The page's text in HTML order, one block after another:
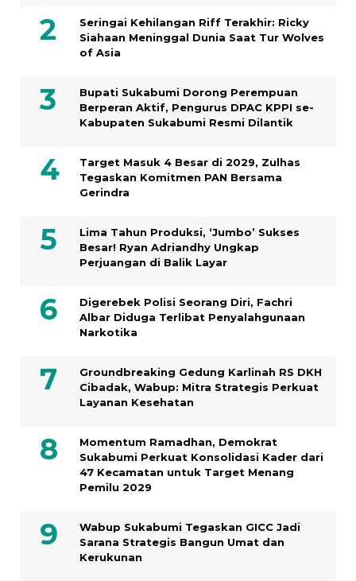
Seringai Kehilangan Riff Terakhir: Ricky
Siahaan Meninggal Dunia Saat Tur Wolves
of Asia
Bupati Sukabumi Dorong Perempuan
Berperan Aktif, Pengurus DPAC KPPI se-
Kabupaten Sukabumi Resmi Dilantik
Target Masuk 4 Besar di 2029, Zulhas
Tegaskan Komitmen PAN Bersama
Gerindra
Lima Tahun Produksi, ‘Jumbo’ Sukses
Besar! Ryan Adriandhy Ungkap
Perjuangan di Balik Layar
Digerebek Polisi Seorang Diri, Fachri
Albar Diduga Terlibat Penyalahgunaan
Narkotika
Groundbreaking Gedung Karlinah RS DKH
Cibadak, Wabup: Mitra Strategis Perkuat
Layanan Kesehatan
Momentum Ramadhan, Demokrat
Sukabumi Perkuat Konsolidasi Kader dari
47 Kecamatan untuk Target Menang
Pemilu 2029
Wabup Sukabumi Tegaskan GICC Jadi
Sarana Strategis Bangun Umat dan
Kerukunan